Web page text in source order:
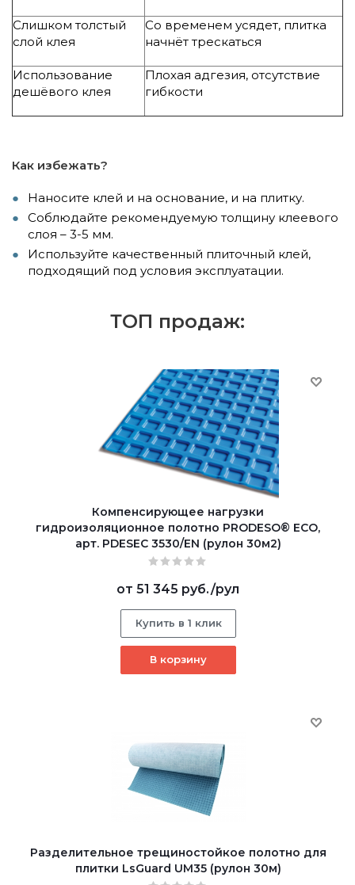
Слишком толстый
слой клея
Со временем усядет, плитка
начнёт трескаться
Использование
дешёвого клея
Плохая адгезия, отсутствие
гибкости
Как избежать?
Наносите клей и на основание, и на плитку.
Соблюдайте рекомендуемую толщину клеевого
слоя – 3-5 мм.
Используйте качественный плиточный клей,
подходящий под условия эксплуатации.
ТОП продаж:
Компенсирующее нагрузки
гидроизоляционное полотно PRODESO® ECO,
арт. PDESEC 3530/EN (рулон 30м2)
от 51 345 руб./рул
Купить в 1 клик
В корзину
Разделительное трещиностойкое полотно для
плитки LsGuard UM35 (рулон 30м)